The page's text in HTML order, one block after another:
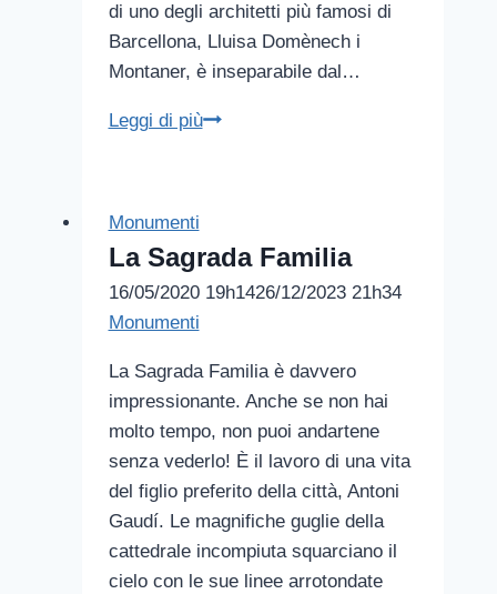
di uno degli architetti più famosi di
Barcellona, Lluisa Domènech i
Montaner, è inseparabile dal…
Leggi di piùOspedale
Monumenti
La Sagrada Familia
16/05/2020 19h1426/12/2023 21h34
Monumenti
La Sagrada Familia è davvero
impressionante. Anche se non hai
molto tempo, non puoi andartene
senza vederlo! È il lavoro di una vita
del figlio preferito della città, Antoni
Gaudí. Le magnifiche guglie della
cattedrale incompiuta squarciano il
cielo con le sue linee arrotondate